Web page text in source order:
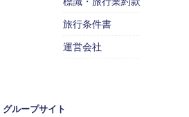
旅行条件書
運営会社
グループサイト